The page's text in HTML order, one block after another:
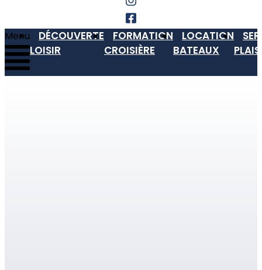
Menu
DÉCOUVERTE
LOISIR
FORMATION
CROISIÈRE
LOCATION
BATEAUX